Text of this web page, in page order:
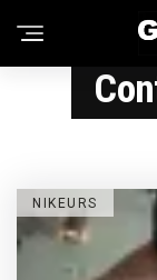
NIKEURS